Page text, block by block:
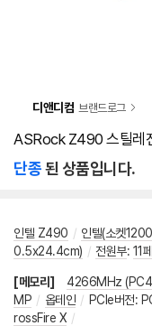
디앤디컴 브랜드로그
ASRock Z490 스틸레
단종된 상품입니다.
인텔 Z490 / 인텔(소켓
0.5x24.4cm) / 전원부: 11
[메모리] 4266MHz
MP / 옵테인 / PCIe버전:
rossFire X /